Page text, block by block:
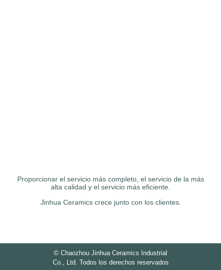
Proporcionar el servicio más completo, el servicio de la más
alta calidad y el servicio más eficiente.
Jinhua Ceramics crece junto con los clientes.
© Chaozhou Jinhua Ceramics Industrial
Co., Ltd. Todos los derechos reservados